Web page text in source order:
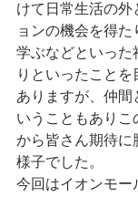
けて日常生活の
ョンの機会を得
学ぶなどといった
りといったこと
ありますが、仲間
いうこともあり
から皆さん期待に
様子でした。
今回はイオンモー